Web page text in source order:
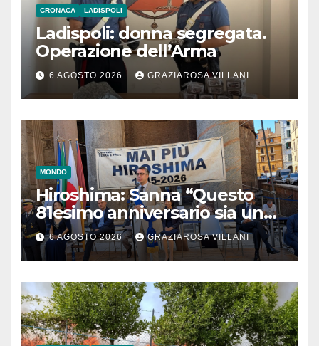
CRONACA LADISPOLI
Ladispoli: donna segregata.
Operazione dell’Arma
6 AGOSTO 2026 GRAZIAROSA VILLANI
MONDO
Hiroshima: Sanna “Questo
81esimo anniversario sia un
monito per tutti”
6 AGOSTO 2026 GRAZIAROSA VILLANI